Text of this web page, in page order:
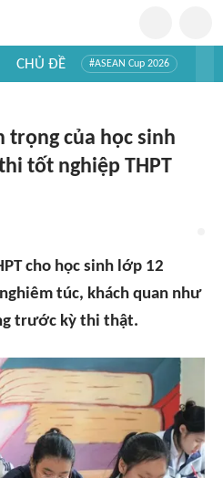
CHỦ ĐỀ #ASEAN Cup 2026
của học sinh
tốt nghiệp THPT
cho học sinh lớp 12
túc, khách quan như
trước kỳ thi thật.